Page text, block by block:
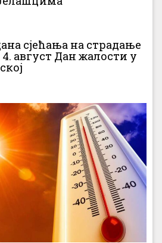
сјећања на страдање
4. август Дан жалости у